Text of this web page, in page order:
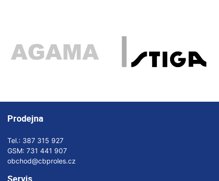
Prodejna
Tel.: 387 315 927
GSM: 731 441 907
obchod@cbproles.cz
Servis